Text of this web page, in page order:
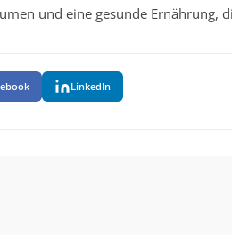
und eine gesunde Ernährung,
LinkedIn